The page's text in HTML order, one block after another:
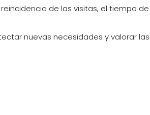
de las visitas, el tiempo
nuevas necesidades y valorar